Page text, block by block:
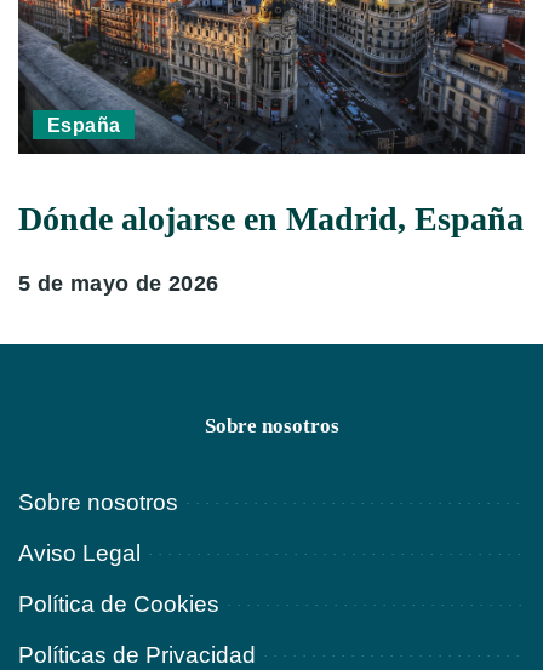
España
Dónde alojarse en Madrid, España
5 de mayo de 2026
Sobre nosotros
Sobre nosotros
Aviso Legal
Política de Cookies
Políticas de Privacidad